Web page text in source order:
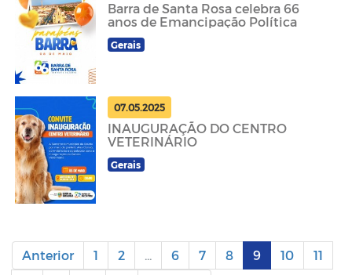
Barra de Santa Rosa celebra 66
anos de Emancipação Política
Gerais
07.05.2025
INAUGURAÇÃO DO CENTRO
VETERINÁRIO
Gerais
Anterior 1 2 ... 6 7 8 9 10
11